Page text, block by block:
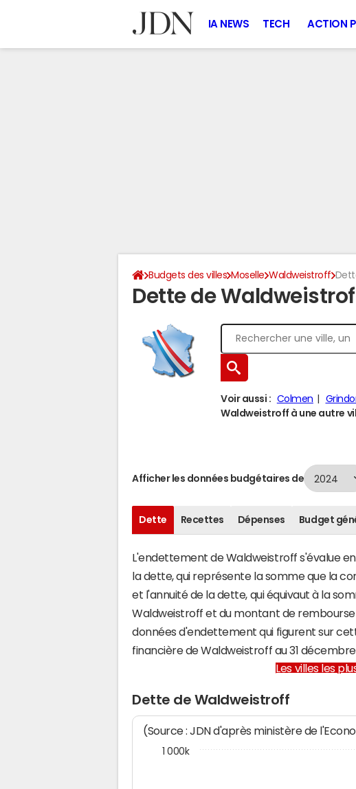
IA NEWS TECH ACTION
Budgets des villes Moselle Waldweistroff
Dette de
Voir aussi : Colmen
Waldweistroff à une autre
Afficher les données budgétaires de
Dette Recettes Dépenses Budget
L'endettement de Waldweistroff s'évalue
la dette, qui représente la somme que la
et l'annuité de la dette, qui équivaut à la
Waldweistroff et du montant de
données d'endettement qui figurent sur
financière de Waldweistroff au 31
Les villes les
Dette de Waldweistroff
(Source : JDN d'après ministère de
1 000k